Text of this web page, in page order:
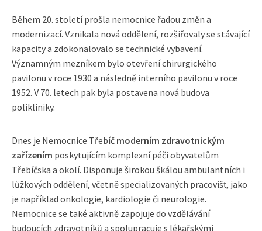
Během 20. století prošla nemocnice řadou změn a
modernizací. Vznikala nová oddělení, rozšiřovaly se stávající
kapacity a zdokonalovalo se technické vybavení.
Významným mezníkem bylo otevření chirurgického
pavilonu v roce 1930 a následně interního pavilonu v roce
1952. V 70. letech pak byla postavena nová budova
polikliniky.
Dnes je Nemocnice Třebíč moderním zdravotnickým
zařízením poskytujícím komplexní péči obyvatelům
Třebíčska a okolí. Disponuje širokou škálou ambulantních i
lůžkových oddělení, včetně specializovaných pracovišť, jako
je například onkologie, kardiologie či neurologie.
Nemocnice se také aktivně zapojuje do vzdělávání
budoucích zdravotníků a spolupracuje s lékařskými